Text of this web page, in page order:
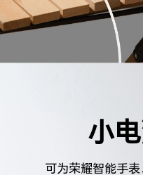
小
可为荣耀智能手